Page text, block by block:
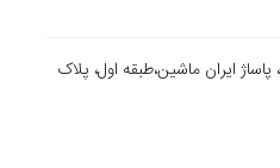
ایران ماشین،طبقه اول، پلاک